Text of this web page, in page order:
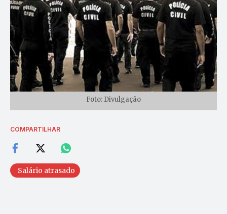
Foto: Divulgação
COMPARTILHAR
Salário atrasado